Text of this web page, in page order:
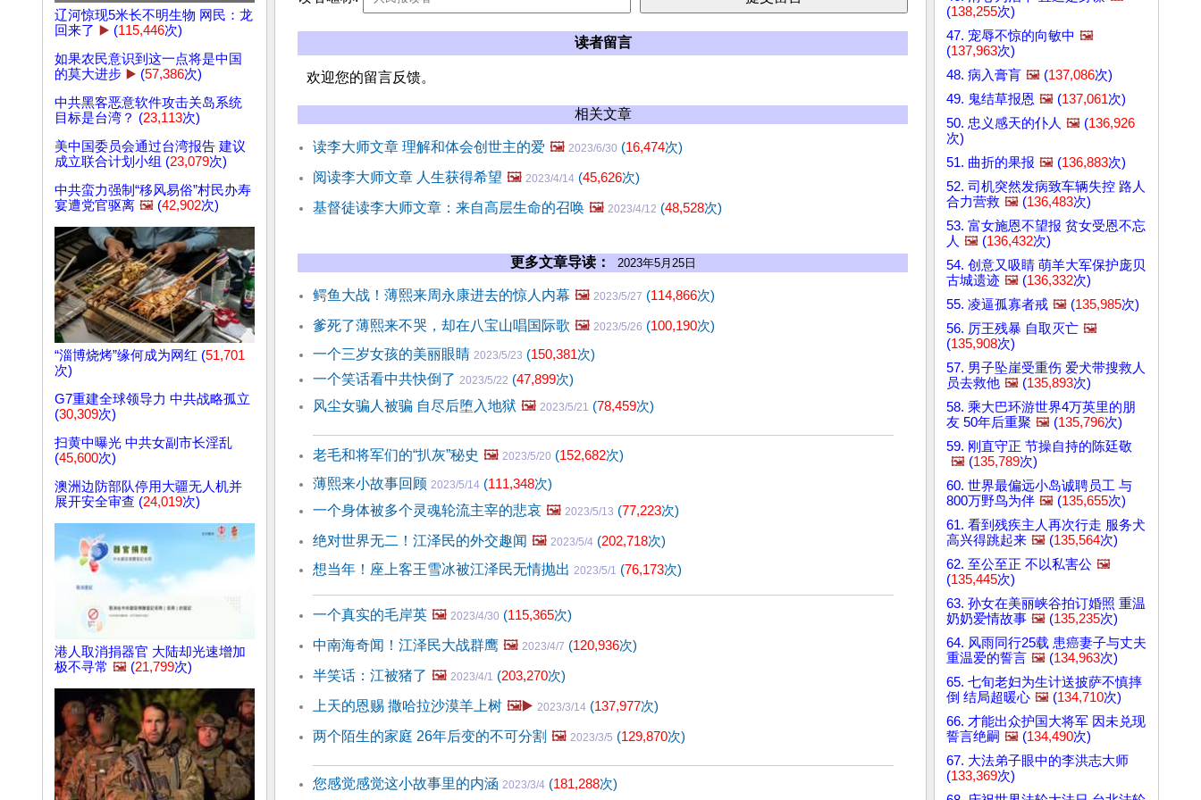
辽河惊现5米长不明生物 网民：龙
回来了 ▶️ (115,446次)
如果农民意识到这一点将是中国
的莫大进步 ▶️ (57,386次)
中共黑客恶意软件攻击关岛系统
目标是台湾？ (23,113次)
美中国委员会通过台湾报告 建议
成立联合计划小组 (23,079次)
中共蛮力强制“移风易俗”村民办寿
宴遭党官驱离 🖼️ (42,902次)
“淄博烧烤”缘何成为网红 (51,701
次)
G7重建全球领导力 中共战略孤立
(30,309次)
扫黄中曝光 中共女副市长淫乱
(45,600次)
澳洲边防部队停用大疆无人机并
展开安全审查 (24,019次)
港人取消捐器官 大陆却光速增加
极不寻常 🖼️ (21,799次)
读者留言
欢迎您的留言反馈。
相关文章
读李大师文章 理解和体会创世主的爱 🖼️ 2023/6/30 (16,474次)
阅读李大师文章 人生获得希望 🖼️ 2023/4/14 (45,626次)
基督徒读李大师文章：来自高层生命的召唤 🖼️ 2023/4/12 (48,528次)
更多文章导读： 2023年5月25日
鳄鱼大战！薄熙来周永康进去的惊人内幕 🖼️ 2023/5/27 (114,866次)
爹死了薄熙来不哭，却在八宝山唱国际歌 🖼️ 2023/5/26 (100,190次)
一个三岁女孩的美丽眼睛 2023/5/23 (150,381次)
一个笑话看中共快倒了 2023/5/22 (47,899次)
风尘女骗人被骗 自尽后堕入地狱 🖼️ 2023/5/21 (78,459次)
老毛和将军们的“扒灰”秘史 🖼️ 2023/5/20 (152,682次)
薄熙来小故事回顾 2023/5/14 (111,348次)
一个身体被多个灵魂轮流主宰的悲哀 🖼️ 2023/5/13 (77,223次)
绝对世界无二！江泽民的外交趣闻 🖼️ 2023/5/4 (202,718次)
想当年！座上客王雪冰被江泽民无情抛出 2023/5/1 (76,173次)
一个真实的毛岸英 🖼️ 2023/4/30 (115,365次)
中南海奇闻！江泽民大战群鹰 🖼️ 2023/4/7 (120,936次)
半笑话：江被猪了 🖼️ 2023/4/1 (203,270次)
上天的恩赐 撒哈拉沙漠羊上树 🖼️▶️ 2023/3/14 (137,977次)
两个陌生的家庭 26年后变的不可分割 🖼️ 2023/3/5 (129,870次)
您感觉感觉这小故事里的内涵 2023/3/4 (181,288次)
(138,255次)
47. 宠辱不惊的向敏中 🖼️
(137,963次)
48. 病入膏肓 🖼️ (137,086次)
49. 鬼结草报恩 🖼️ (137,061次)
50. 忠义感天的仆人 🖼️ (136,926
次)
51. 曲折的果报 🖼️ (136,883次)
52. 司机突然发病致车辆失控 路人
合力营救 🖼️ (136,483次)
53. 富女施恩不望报 贫女受恩不忘
人 🖼️ (136,432次)
54. 创意又吸睛 萌羊大军保护庞贝
古城遗迹 🖼️ (136,332次)
55. 凌逼孤寡者戒 🖼️ (135,985次)
56. 厉王残暴 自取灭亡 🖼️
(135,908次)
57. 男子坠崖受重伤 爱犬带搜救人
员去救他 🖼️ (135,893次)
58. 乘大巴环游世界4万英里的朋
友 50年后重聚 🖼️ (135,796次)
59. 刚直守正 节操自持的陈廷敬
🖼️ (135,789次)
60. 世界最偏远小岛诚聘员工 与
800万野鸟为伴 🖼️ (135,655次)
61. 看到残疾主人再次行走 服务犬
高兴得跳起来 🖼️ (135,564次)
62. 至公至正 不以私害公 🖼️
(135,445次)
63. 孙女在美丽峡谷拍订婚照 重温
奶奶爱情故事 🖼️ (135,235次)
64. 风雨同行25载 患癌妻子与丈夫
重温爱的誓言 🖼️ (134,963次)
65. 七旬老妇为生计送披萨不慎摔
倒 结局超暖心 🖼️ (134,710次)
66. 才能出众护国大将军 因未兑现
誓言绝嗣 🖼️ (134,490次)
67. 大法弟子眼中的李洪志大师
(133,369次)